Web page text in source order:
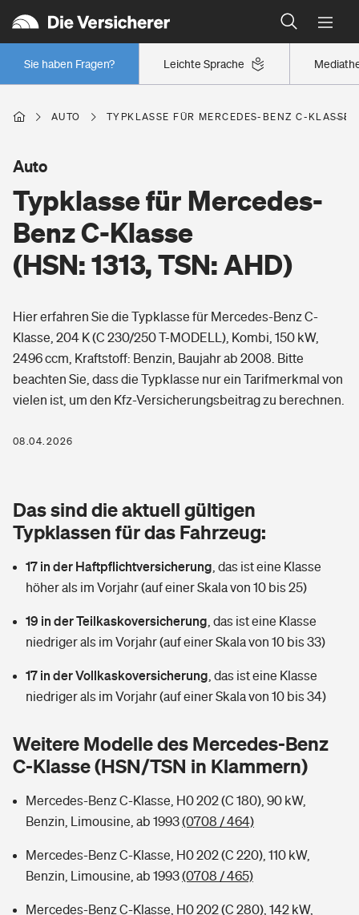
Leichte Sprache
Sie haben Fragen?
Wer versichert was: Jetzt Versicherer finden
Regionalklassen: So ist Ihre Region eingestuft
Wer versichert was: Jetzt Versicherer finden
Berufsunfähigkeitsversicherung
Arbeitsrechtsschutz
Berufshaftpflichtversicherung
Rentenrechner: Wie viel Geld bekomme ich im Alter?
Wer versichert was: Jetzt Versicherer finden
Wohnen
Wohngebäudeversicherung
Hausratversicherung
Elementarversicherung
Photovoltaik
Wärmepumpen versichern
Vermieterrrechtsschutz
Mietkautionsversicherung
Zur Übersicht
Tools
Hochwasser-Check: Wie gefährdet ist Ihr Haus?
Wer versichert was: Jetzt Versicherer finden
Pri­vate Haft­pflicht­
Rechts­schutz­ver­si­che­rung
Kinderunfall­ver­si­che­rung
Reiseversicherung
Pferdehalter-Haftpflicht
Private Cyberversicherung
Musikinstrumentenversicherung
Gesundheit
Private Krankenversicherung
Tierkrankenversicherung
Zur Übersicht
Tools
Wer versichert was: Jetzt Versicherer finden
Rentenrechner: Wie viel Geld bekomme ich im Alter?
AUTO TYPKLASSE FÜR MERCEDES-BENZ C-KLASSE
Typklasse für Mercedes-
Benz C-Klasse
(HSN: 1313, TSN: AHD)
Auto
Hier erfahren Sie die Typklasse für Mercedes-Benz C-
Klasse, 204 K (C 230/250 T-MODELL), Kombi, 150 kW,
2496 ccm, Kraftstoff: Benzin, Baujahr ab 2008. Bitte
beachten Sie, dass die Typklasse nur ein Tarifmerkmal von
vielen ist, um den Kfz-Versicherungsbeitrag zu berechnen.
08.04.2026
Das sind die aktuell gültigen
Typklassen für das Fahrzeug:
17 in der Haftpflichtversicherung das ist eine Klasse
höher als im Vorjahr (auf einer Skala von 10 bis 25)
19 in der Teilkaskoversicherung das ist eine Klasse
niedriger als im Vorjahr (auf einer Skala von 10 bis 33)
17 in der Vollkaskoversicherung das ist eine Klasse
niedriger als im Vorjahr (auf einer Skala von 10 bis 34)
Weitere Modelle des Mercedes-Benz
C-Klasse (HSN/TSN in Klammern)
Mercedes-Benz C-Klasse, H0 202 (C 180), 90 kW,
Benzin, Limousine, ab 1993(0708 / 464)
Mercedes-Benz C-Klasse, H0 202 (C 220), 110 kW,
Benzin, Limousine, ab 1993(0708 / 465)
Mercedes-Benz C-Klasse, H0 202 (C 280), 142 kW,